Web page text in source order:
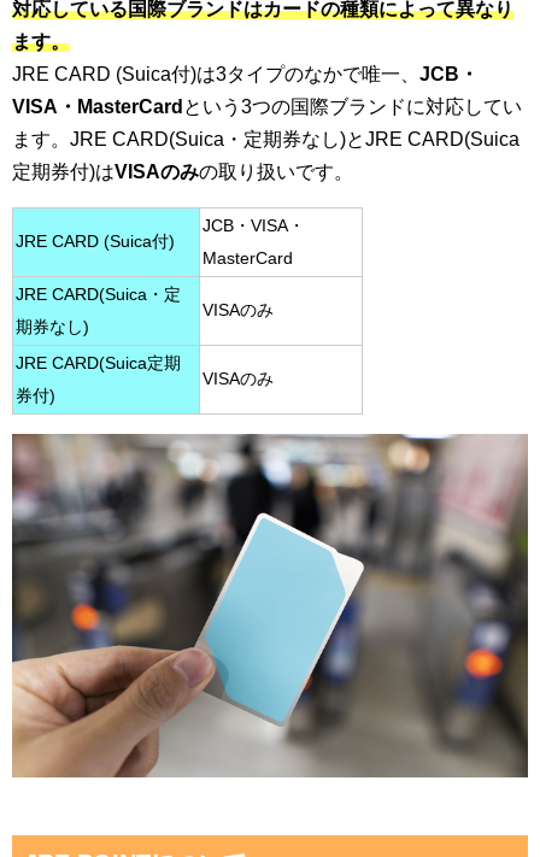
対応している国際ブランドはカードの種類によって異なり
ます。
JRE CARD (Suica付)は3タイプのなかで唯一、 JCB・
VISA・MasterCard という3つの国際ブランドに対応してい
ます。JRE CARD(Suica・定期券なし)とJRE CARD(Suica
定期券付)はVISAのみの取り扱いです。
JRE CARD (Suica付)
JCB・VISA・
MasterCard
JRE CARD(Suica・定
期券なし)
VISAのみ
JRE CARD(Suica定期
券付)
VISAのみ